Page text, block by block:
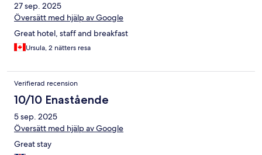
27 sep. 2025
Översätt med hjälp av Google
Great hotel, staff and breakfast
Ursula, 2 nätters resa
Verifierad recension
10/10 Enastående
5 sep. 2025
Översätt med hjälp av Google
Great stay